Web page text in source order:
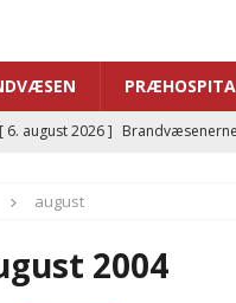
[ 6. august 2026 ]
[ 5. august 2026 ]
i det offentlige
PRÆHOSPITAL
[ 5. august 2026 ]
august
2004